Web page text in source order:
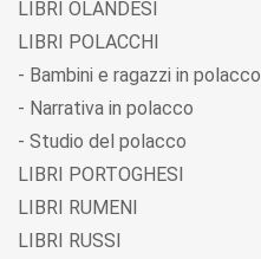
LIBRI OLANDESI
LIBRI POLACCHI
- Bambini e ragazzi in polacco
- Narrativa in polacco
- Studio del polacco
LIBRI PORTOGHESI
LIBRI RUMENI
LIBRI RUSSI